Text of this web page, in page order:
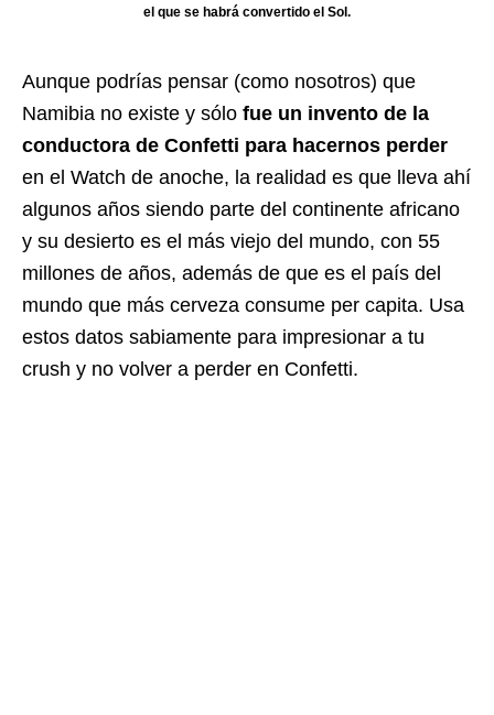
el que se habrá convertido el Sol.
Aunque podrías pensar (como nosotros) que
Namibia no existe y sólo fue un invento de la
conductora de Confetti para hacernos perder
en el Watch de anoche, la realidad es que lleva ahí
algunos años siendo parte del continente africano
y su desierto es el más viejo del mundo, con 55
millones de años, además de que es el país del
mundo que más cerveza consume per capita. Usa
estos datos sabiamente para impresionar a tu
crush y no volver a perder en Confetti.